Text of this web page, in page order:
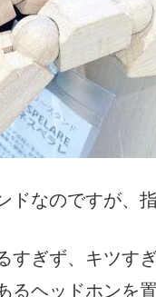
ドなのですが、
すぎず、キツす
ヘッドホンを